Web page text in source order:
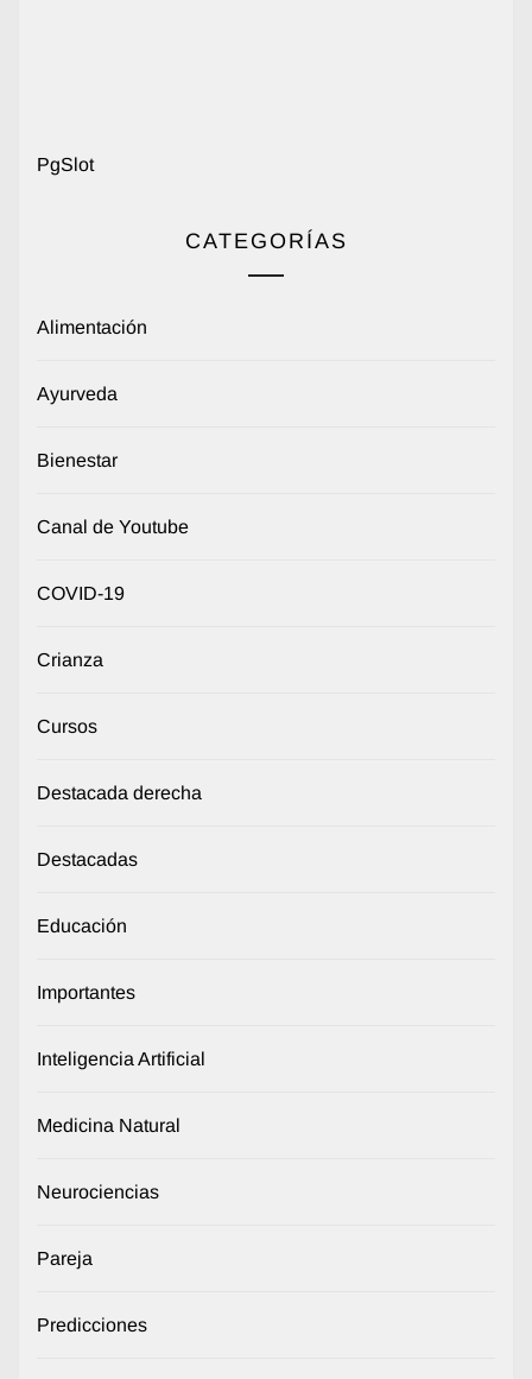
PgSlot
CATEGORÍAS
Alimentación
Ayurveda
Bienestar
Canal de Youtube
COVID-19
Crianza
Cursos
Destacada derecha
Destacadas
Educación
Importantes
Inteligencia Artificial
Medicina Natural
Neurociencias
Pareja
Predicciones